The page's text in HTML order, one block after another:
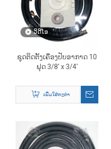
ວິດີໂອ
ຊຸດຕິດຕັ້ງເຄື່ອງປັບອາກາດ 10
ຟຸດ 3/8' x 3/4'
ເພີ່ມໃສ່ກະຕ່າ